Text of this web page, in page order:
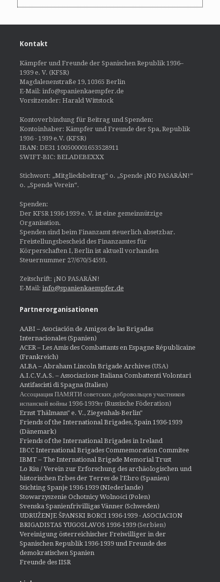
Kontakt
Kämpfer und Freunde der Spanischen Republik 1936–
1939 e. V. (KFSR)
Magdalenenstraße 19, 10365 Berlin
E-Mail: info@spanienkaempfer.de
Vorsitzender: Harald Wittstock
Kontoverbindung für Beitrag und Spenden:
Kontoinhaber: Kämpfer und Freunde der Spa, Republik
1936 - 1939 e.V. (KFSR)
IBAN: DE31 100500001653528911
SWIFT-BIC: BELADEBEXXX
Stichwort: „Mitgliedsbeitrag“ o. „Spende ¡NO PASARÁN!“
o. „Spende Verein“.
Spenden:
Der KFSR 1936-1939 e. V. ist eine gemeinnützige
Organisation.
Spenden sind beim Finanzamt steuerlich absetzbar.
Freistellungsbescheid des Finanzamtes für
Körperschaften I, Berlin ist aktuell vorhanden
Steuernummer 27/670/54593.
Zeitschrift: ¡NO PASARÁN!
E-Mail: info@spanienkaempfer.de
Partnerorganisationen
AABI – Asociación de Amigos de las Brigadas
Internacionales (Spanien)
ACER – Les Amis des Combattants en Espagne Républicaine
(Frankreich)
ALBA – Abraham Lincoln Brigade Archives (USA)
A.I.C.V.A.S. – Associazione Italiana Combattenti Volontari
Antifascisti di Spagna (Italien)
Ассоциация ПАМЯТИ советских добровольцев участников
испанской войны 1936-1939гг (Russische Föderation)
Ernst Thälmann" e. V., Ziegenhals-Berlin"
Friends of the International Brigades, Spain 1936-1939
(Dänemark)
Friends of the International Brigades in Ireland
IBCC International Brigades Commemoration Commitee
IBMT – The International Brigade Memorial Trust
Lo Riu / Verein zur Erforschung des archäologischen und
historischen Erbes der Terres de l'Ebro (Spanien)
Stichting Spanje 1936-1939 (NIederlande)
Stowarzyszenie Ochotnicy Wolności (Polen)
Svenska Spanienfrivilligas Vänner (Schweden)
UDRUŽENJE ŠPANSKI BORCI 1936-1939 - ASOCIACION
BRIGADISTAS YUGOSLAVOS 1936-1939 (Serbien)
Vereinigung österreichischer Freiwilliger in der
Spanischen Republik 1936-1939 und Freunde des
demokratischen Spanien
Freunde des IISR